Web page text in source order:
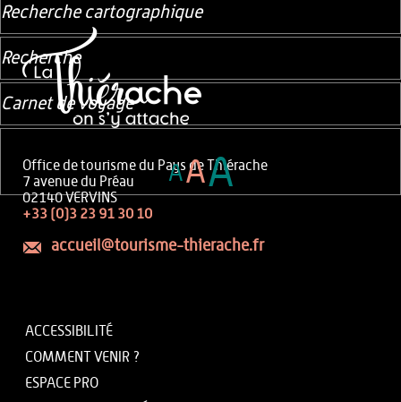
Office de tourisme du Pays de Thiérache
7 avenue du Préau
02140 VERVINS
+33 (0)3 23 91 30 10
accueil@tourisme-thierache.fr
ACCESSIBILITÉ
COMMENT VENIR ?
ESPACE PRO
Recherche cartographique
Recherche
Carnet de voyage
AAA